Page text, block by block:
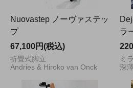
Nuovastep ノーヴァステッ
プ
67,100円(税込)
折畳式脚立
Andries & Hiroko van Onck
ラ
ミ
深